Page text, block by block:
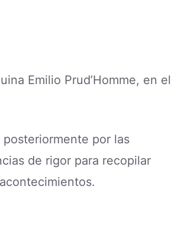
Emilio Prud’Homme, en el
por las
de rigor para recopilar